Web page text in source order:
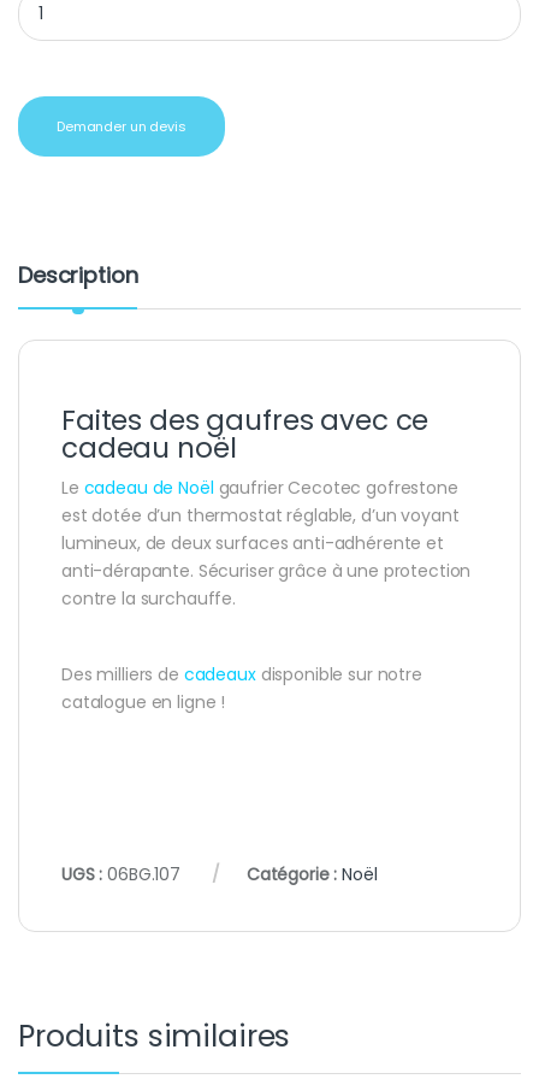
Demander un devis
Description
Faites des gaufres avec ce
cadeau noël
Le cadeau de Noël gaufrier Cecotec gofrestone
est dotée d’un thermostat réglable, d’un voyant
lumineux, de deux surfaces anti-adhérente et
anti-dérapante. Sécuriser grâce à une protection
contre la surchauffe.
Des milliers de cadeauxdisponible sur notre
catalogue en ligne !
UGS :06BG.107 Catégorie :Noël
Produits similaires